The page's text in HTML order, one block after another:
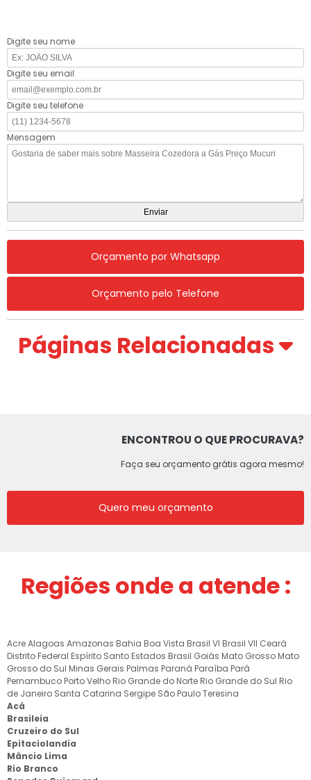
Digite seu nome
Digite seu email
Digite seu telefone
Mensagem
Orçamento por Whatsapp
Orçamento pelo Telefone
Páginas Relacionadas
ENCONTROU O QUE PROCURAVA?
Faça seu orçamento grátis agora mesmo!
Quero meu orçamento
Regiões onde a atende :
AcreAlagoas Amazonas Bahia Boa Vista Brasil VI Brasil VII Ceará
Distrito Federal Espírito Santo Estados Brasil Goiás Mato Grosso Mato
Grosso do Sul Minas Gerais Palmas Paraná Paraíba Pará
Pernambuco Porto Velho Rio Grande do Norte Rio Grande do Sul Rio
de Janeiro Santa Catarina Sergipe São PauloTeresina
Acá
Brasileia
Cruzeiro do Sul
Epitaciolandia
Mâncio Lima
Rio Branco